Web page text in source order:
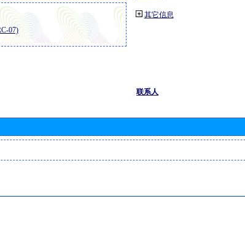
07)
其它信息
联系人